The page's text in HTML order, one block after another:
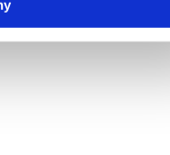
(CRM)